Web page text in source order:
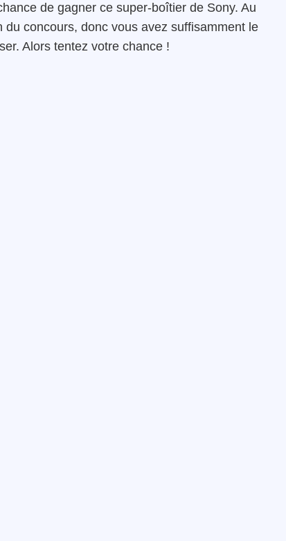
de gagner ce super-boîtier de Sony. Au
du concours, donc vous avez suffisamment le
Alors tentez votre chance !